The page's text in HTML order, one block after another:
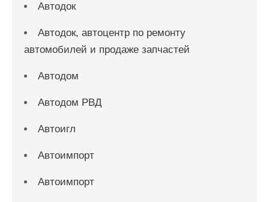
Автодок
Автодок, автоцентр по ремонту
автомобилей и продаже запчастей
Автодом
Автодом РВД
Автоигл
Автоимпорт
Автоимпорт